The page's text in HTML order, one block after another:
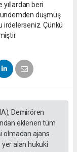
yıllardan beri
düşmüş
irdelerseniz. Çünkü
Demirören
eklenen tüm
olmadan ajans
alan hukuki